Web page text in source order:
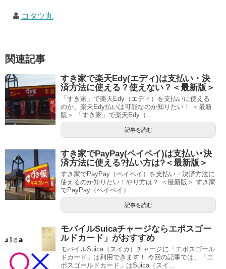
コタツ丸
関連記事
すき家で楽天Edy(エディ)は支払い・決
済方法に使える？使えない？＜最新版＞
「すき家」で楽天Edy（エディ）を支払いに使える
のか、楽天Edy払いは可能なのか知りたい！ ＜最新
版＞ 「すき家」で楽天Edy（...
記事を読む
すき家でPayPay(ペイペイ)は支払い･決
済方法に使える?払い方は?＜最新版＞
すき家でPayPay（ペイペイ）を支払い・決済方法に
使えるのか知りたい！やり方は？ ＜最新版＞ すき家
でPayPay（ペイペイ）...
記事を読む
モバイルSuicaチャージならエポスゴー
ルドカード」がおすすめ
モバイルSuica（スイカ）チャージに「エポスゴール
ドカード」は利用できます！ 今回の記事では、「エ
ポスゴールドカード」はSuica（スイ...